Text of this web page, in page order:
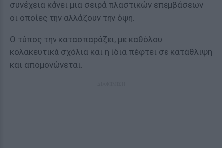
συνέχεια κάνει μια σειρά πλαστικών επεμβάσεων
οι οποίες την αλλάζουν την όψη.
Ο τύπος την κατασπαράζει, με καθόλου
κολακευτικά σχόλια και η ίδια πέφτει σε κατάθλιψη
και απομονώνεται.